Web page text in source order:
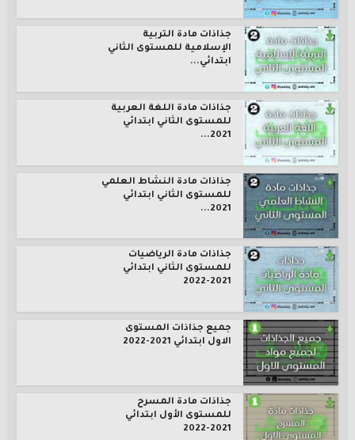
جذاذات مادة التربية
الإسلامية للمستوى الثاني
ابتدائي...
جذاذات مادة اللغة العربية
للمستوى الثاني ابتدائي
2021...
جذاذات مادة النشاط العلمي
للمستوى الثاني ابتدائي
2021...
جذاذات مادة الرياضيات
للمستوى الثاني ابتدائي
2021-2022
جميع جذاذات المستوى
الاول ابتدائي 2021-2022
جذاذات مادة المسرح
للمستوى الأول ابتدائي
2021-2022